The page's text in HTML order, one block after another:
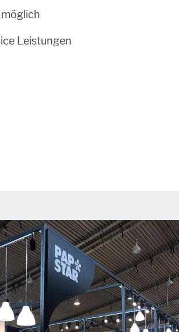
Leistungen